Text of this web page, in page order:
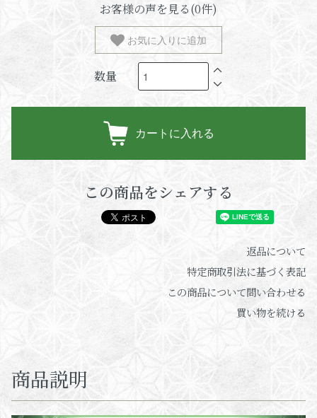
お客様の声を見る(0件)
お気に入りに追加
数量
カートに入れる
この商品をシェアする
返品について
特定商取引法に基づく表記
この商品について問い合わせる
買い物を続ける
商品説明